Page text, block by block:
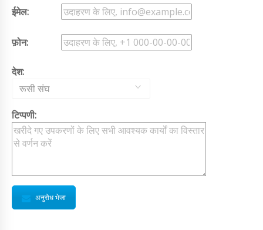
ईमेल:
फ़ोन:
देश:
रूसी संघ
टिप्पणी:
अनुरोध भेजा